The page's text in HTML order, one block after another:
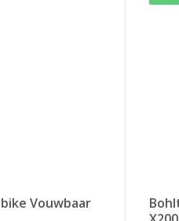
Vouwbaar